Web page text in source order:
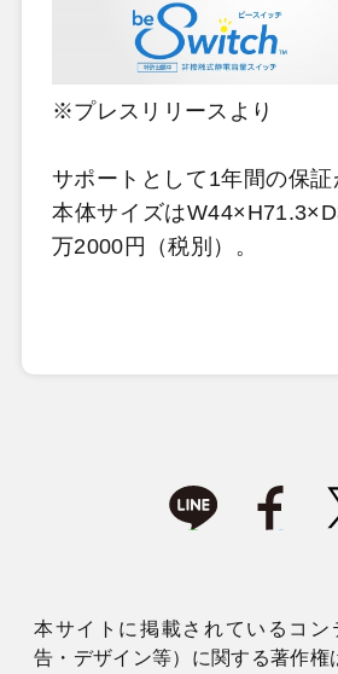
※プレスリリースより
サポートとして1年間の保証
本体サイズは
万2000円（税別）。
本サイトに掲載されているコ
告・デザイン等）に関する著作権